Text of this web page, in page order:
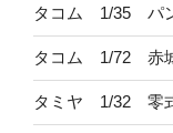
タコム 1/35 パ
タコム 1/72 赤
タミヤ 1/32 零